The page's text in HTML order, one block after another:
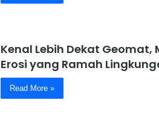
Kenal Lebih Dekat
Erosi yang Ramah
Read More »